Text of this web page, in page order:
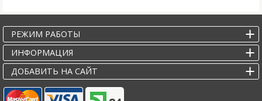
РЕЖИМ РАБОТЫ
ИНФОРМАЦИЯ
ДОБАВИТЬ НА САЙТ